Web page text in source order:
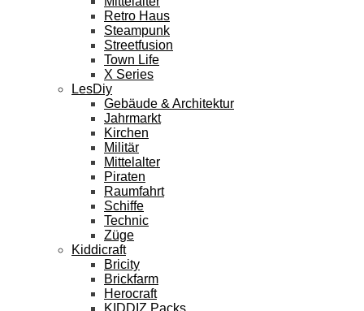
Retro Haus
Steampunk
Streetfusion
Town Life
X Series
LesDiy
Gebäude & Architektur
Jahrmarkt
Kirchen
Militär
Mittelalter
Piraten
Raumfahrt
Schiffe
Technic
Züge
Kiddicraft
Bricity
Brickfarm
Herocraft
KIDDIZ Packs